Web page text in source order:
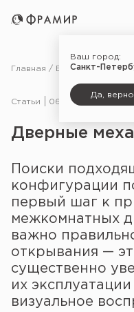
Ваш город:
Санкт-
Да, верно
Главная Блог Статьи
Статьи 06.08.14
Дверные
Поиски
конфигурации
первый шаг к
межкомнатных
важно
открывания —
существенно
их
визуальное